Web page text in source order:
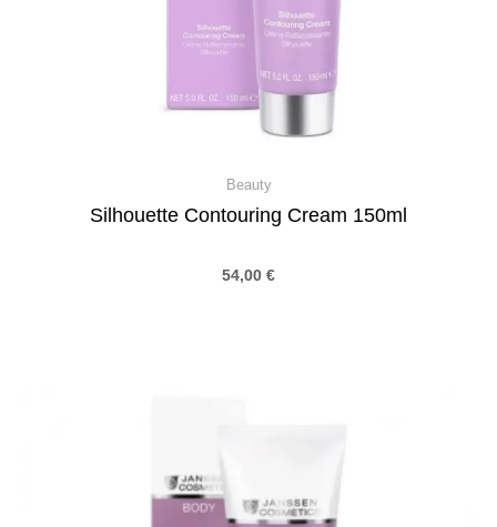
Beauty
Silhouette Contouring Cream 150ml
54,00 €